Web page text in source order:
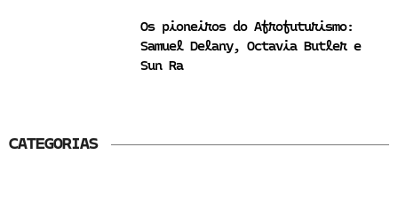
Os pioneiros do Afrofuturismo:
Samuel Delany, Octavia Butler e
Sun Ra
CATEGORIAS